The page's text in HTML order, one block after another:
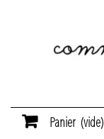
Panier (vide)